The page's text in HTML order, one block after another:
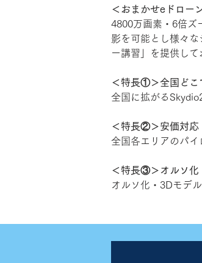
＜おまかせeドロー
4800万画素・6倍ズ
影を可能とし様々
ー講習」を提供し
＜特長①＞全国どこ
全国に拡がる
＜特長②＞安価対応
全国各エリアのパイ
＜特長③＞オルソ化
オルソ化・3Dモデ